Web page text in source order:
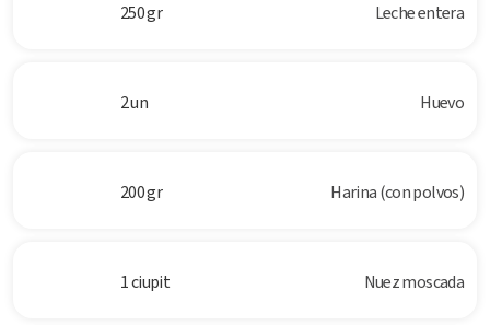
250 gr Leche entera
2 un Huevo
200 gr Harina (con polvos)
1 ciupit Nuez moscada